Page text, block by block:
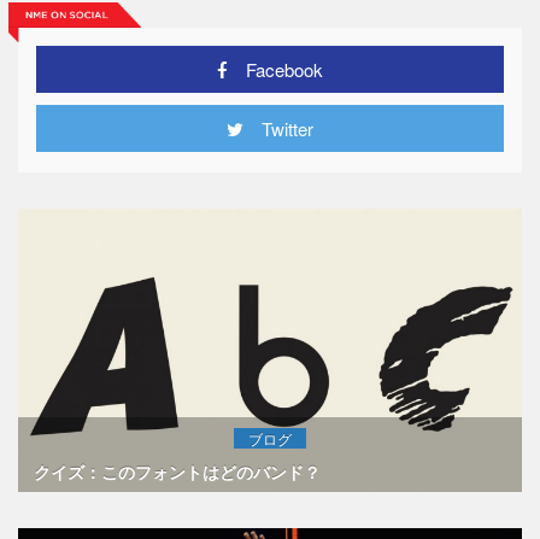
Facebook
Twitter
ブログ
クイズ：このフォントはどのバンド？